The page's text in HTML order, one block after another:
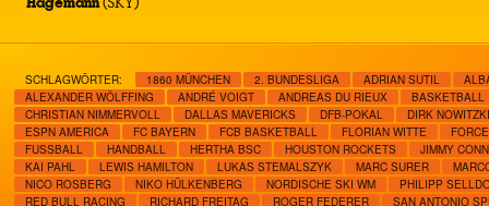
SCHLAGWÖRTER: 1860 MÜNCHEN 2. BUNDESLIGA ADRIAN SUTIL
ALEXANDER WÖLFFING
ANDRÉ VOIGT ANDREAS DU RIEUX
BASKETBALL
CHRISTIAN NIMMERVOLL
DALLAS MAVERICKS DFB-POKAL
DIRK NOWITZKI
ESPN AMERICA
FC BAYERN FCB BASKETBALL FLORIAN WITTE
FUSSBALL
HANDBALL HERTHA BSC HOUSTON ROCKETS
JIMMY
KAI PAHL
LEWIS HAMILTON LUKAS STEMALSZYK MARC SURER
NICO ROSBERG
NIKO HÜLKENBERG NORDISCHE SKI WM
PHILIPP
RED BULL RACING
RICHARD FREITAG ROGER FEDERER
SAN ANTONIO